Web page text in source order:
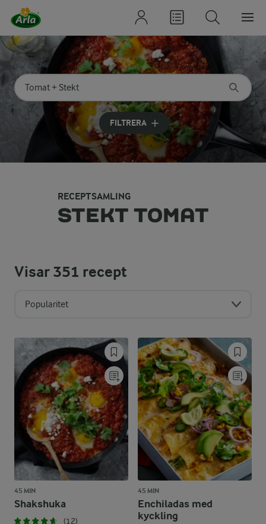
Sök på kategori eller ingrediens
Skriv in sökord för att få förslag
FILTRERA
RECEPTSAMLING
STEKT TOMAT
Visar351 recept
Popularitet
45 MIN
Shakshuka
(12)
45 MIN
Enchiladas med
kyckling